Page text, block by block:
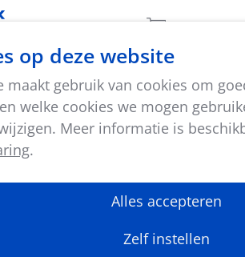
op deze website
maakt gebruik van cookies om
welke cookies we mogen
Meer informatie is
.
Alles accepteren
Zelf instellen
Aantal
voor de Vlaamse
Sportjuwelen 2024
12 december 2024 reikt Vlaams
De Ridder in Gent de vier Vlaamse
uit. Stemmen kan van 9 tot 12